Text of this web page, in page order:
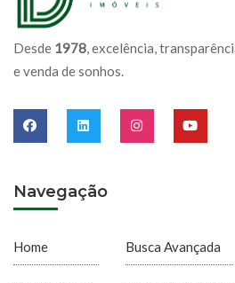
Desde 1978, excelência,
e venda de sonhos.
Navegação
Home Busca Avançada